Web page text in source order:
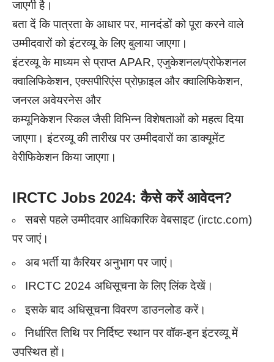
जाएगी है।
बता दें कि पात्रता के आधार पर, मानदंडों को पूरा करने वाले
उम्मीदवारों को इंटरव्यू के लिए बुलाया जाएगा।
इंटरव्यू के माध्यम से प्राप्त APAR, एजुकेशनल/प्रोफेशनल
क्वालिफिकेशन, एक्सपीरिएंस प्रोफ़ाइल और क्वालिफिकेशन,
जनरल अवेयरनेस और
कम्यूनिकेशन स्किल जैसी विभिन्न विशेषताओं को महत्व दिया
जाएगा। इंटरव्यू की तारीख पर उम्मीदवारों का डाक्यूमेंट
वेरीफिकेशन किया जाएगा।
IRCTC Jobs 2024: कैसे करें आवेदन?
सबसे पहले उम्मीदवार आधिकारिक वेबसाइट (irctc.com)
पर जाएं।
अब भर्ती या कैरियर अनुभाग पर जाएं।
IRCTC 2024 अधिसूचना के लिए लिंक देखें।
इसके बाद अधिसूचना विवरण डाउनलोड करें।
निर्धारित तिथि पर निर्दिष्ट स्थान पर वॉक-इन इंटरव्यू में
उपस्थित हों।